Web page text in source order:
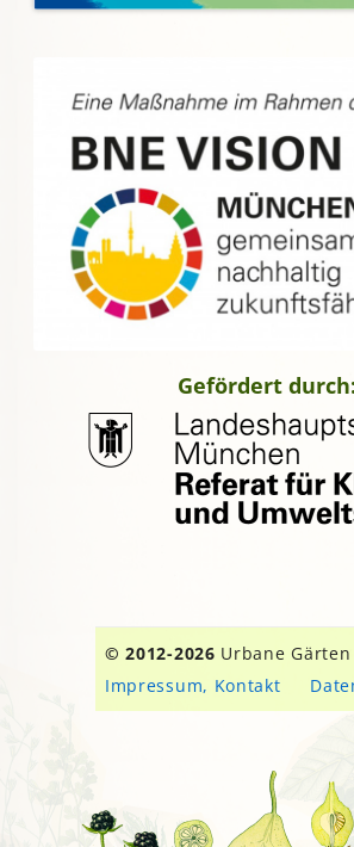
Gefördert durch:
© 2012-2026 Urbane
Impressum, Kontakt